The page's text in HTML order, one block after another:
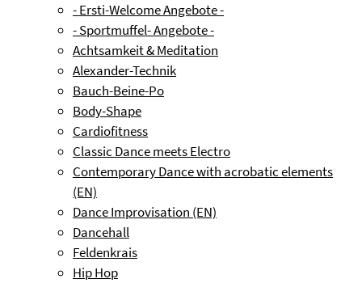
- Ersti-Welcome Angebote -
- Sportmuffel- Angebote -
Achtsamkeit & Meditation
Alexander-Technik
Bauch-Beine-Po
Body-Shape
Cardiofitness
Classic Dance meets Electro
Contemporary Dance with acrobatic elements
(EN)
Dance Improvisation (EN)
Dancehall
Feldenkrais
Hip Hop